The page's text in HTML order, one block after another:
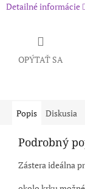
Detailné informácie
OPÝTAŤ SA
Popis Diskusia
Podrobný
Zástera ideálna